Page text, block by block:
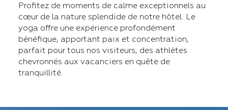
Profitez de moments de calme exceptionnels au
cœur de la nature splendide de notre hôtel. Le
yoga offre une expérience profondément
bénéfique, apportant paix et concentration,
parfait pour tous nos visiteurs, des athlètes
chevronnés aux vacanciers en quête de
tranquillité.